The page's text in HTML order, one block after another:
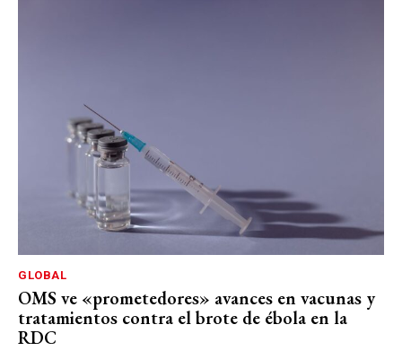
GLOBAL
OMS ve «prometedores» avances en vacunas y
tratamientos contra el brote de ébola en la
RDC